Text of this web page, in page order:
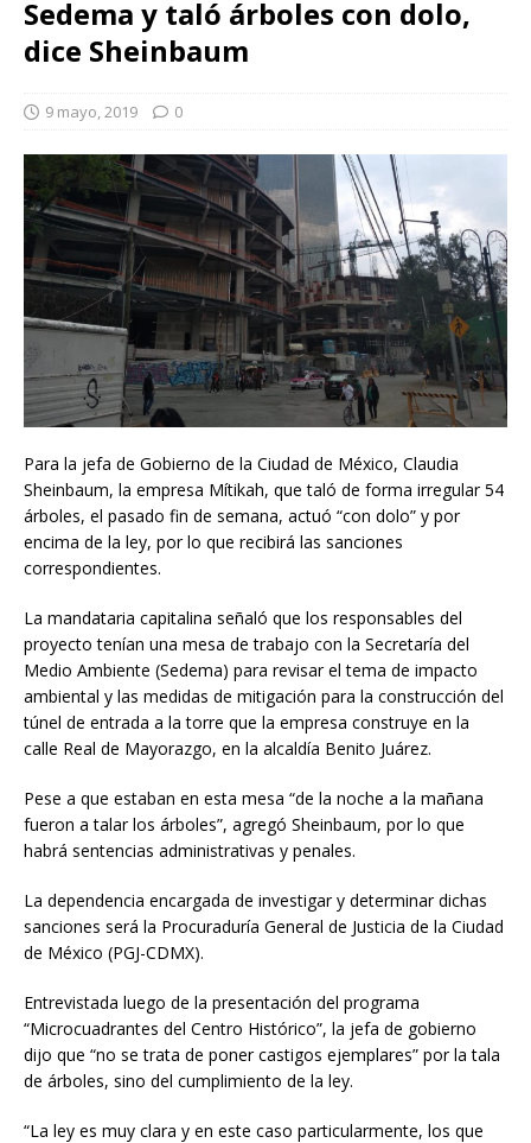
Sedema y taló árboles con dolo,
dice Sheinbaum
9 mayo, 2019 0
Para la jefa de Gobierno de la Ciudad de México, Claudia
Sheinbaum, la empresa Mítikah, que taló de forma irregular 54
árboles, el pasado fin de semana, actuó “con dolo” y por
encima de la ley, por lo que recibirá las sanciones
correspondientes.
La mandataria capitalina señaló que los responsables del
proyecto tenían una mesa de trabajo con la Secretaría del
Medio Ambiente (Sedema) para revisar el tema de impacto
ambiental y las medidas de mitigación para la construcción del
túnel de entrada a la torre que la empresa construye en la
calle Real de Mayorazgo, en la alcaldía Benito Juárez.
Pese a que estaban en esta mesa “de la noche a la mañana
fueron a talar los árboles”, agregó Sheinbaum, por lo que
habrá sentencias administrativas y penales.
La dependencia encargada de investigar y determinar dichas
sanciones será la Procuraduría General de Justicia de la Ciudad
de México (PGJ-CDMX).
Entrevistada luego de la presentación del programa
“Microcuadrantes del Centro Histórico”, la jefa de gobierno
dijo que “no se trata de poner castigos ejemplares” por la tala
de árboles, sino del cumplimiento de la ley.
“La ley es muy clara y en este caso particularmente, los que